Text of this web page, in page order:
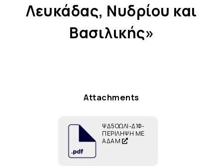
Λευκάδας, Νυδρίου και
Βασιλικής»
Attachments
ΨΔ5ΟΩΛΙ-Δ1Φ-
ΠΕΡΙΛΗΨΗ ΜΕ
ΑΔΑΜ